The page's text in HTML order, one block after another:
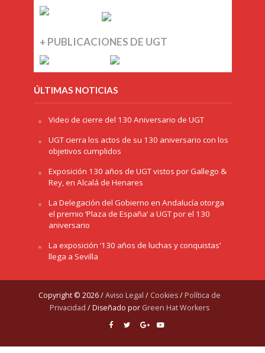
+ PUBLICACIONES DE UGT
ÚLTIMAS NOTICIAS
Video de cierre del 130 Aniversario de UGT
UGT cierra los actos de su 130 aniversario con los
objetivos cumplidos
Exposición 130 años de UGT vistos por Gallego &
Rey, en Alcalá de Henares
La Delegación del Gobierno en Andalucía otorga
el premio ‘Plaza de España’ a UGT por el 130
aniversario
La exposición ‘130 años de luchas y conquistas’
llega a Sevilla
Copyright © 2026 /Aviso Legal / Cookies/ Política de
Privacidad / Diseñado por Green Hat Workers